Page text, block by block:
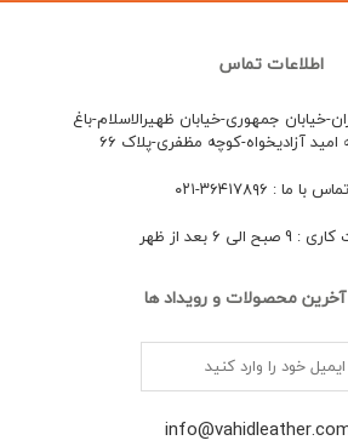
اطلاعات تماس
خیابان جمهوری-خیابان ظهیرالاسلام-باغ
آزادیخواه-کوچه مظفری-پلاک 66
تماس با ما : ۳۶۴۱۷۸۹۶-۰۲۱
کاری : 9 صبح الی 6 بعد از ظهر
آخرین محصولات و رویداد ها